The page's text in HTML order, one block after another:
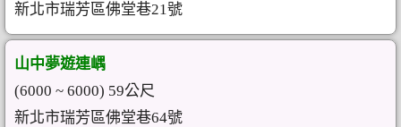
新北市瑞芳區佛堂巷21號
山中夢遊連嵎
(6000 ~ 6000) 59公尺
新北市瑞芳區佛堂巷64號